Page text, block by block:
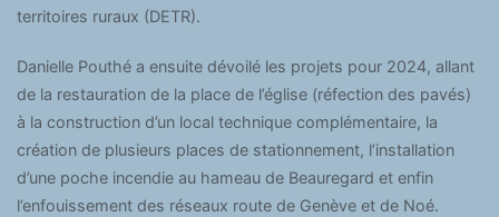
territoires ruraux (DETR).
Danielle Pouthé a ensuite dévoilé les projets pour 2024, allant
de la restauration de la place de l’église (réfection des pavés)
à la construction d’un local technique complémentaire, la
création de plusieurs places de stationnement, l’installation
d’une poche incendie au hameau de Beauregard et enfin
l’enfouissement des réseaux route de Genève et de Noé.